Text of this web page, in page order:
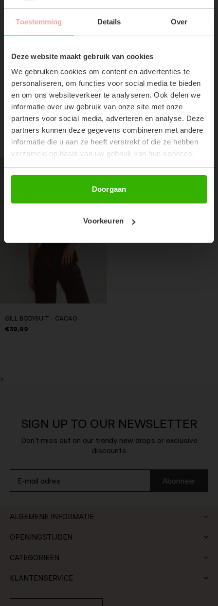
Toestemming Details Over
Deze website maakt gebruik van cookies
We gebruiken cookies om content en advertenties te
personaliseren, om functies voor social media te bieden
en om ons websiteverkeer te analyseren. Ook delen we
informatie over uw gebruik van onze site met onze
partners voor social media, adverteren en analyse. Deze
partners kunnen deze gegevens combineren met andere
informatie die u aan ze heeft verstrekt of die ze hebben
verzameld op basis van uw gebruik van hun services.
Doorgaan
Voorkeuren
SUBSCRIBE NOW & GET
10% OFF YOUR FIRST
ORDER!
Don't miss out on our trendy new drops or exclusive
Gratis verzendingVanaf €75,-
Verzenden & Retourneren
RECENTE ARTIKELEN
GILL BODYSUIT - CACAO
€39,99
>
SIGN UP TO OUR NEWSLETTER
Don't miss out on our trendy new drops or exclusive
discounts
Abonneer
ALGEMENE INFORMATIE
OPENINGSTIJDEN
CATEGORIEËN
KLANTENSERVICE